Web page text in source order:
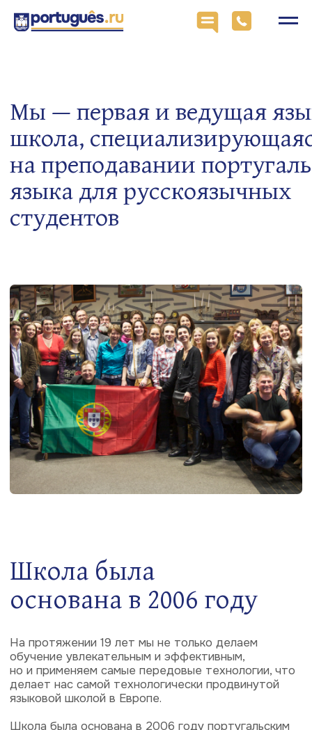
школа, специализирующаяся
на преподавании португальского
языка для русскоязычных
студентов
На протяжении 19 лет мы не только делаем
обучение увлекательным и эффективным,
но и применяем самые передовые технологии, что
делает нас самой технологически продвинутой
Мы стали первыми, кто предложил курсы
португальского языка на территории бывшего
СССР. До нас изучать португальский язык можно
было только в нескольких университетах России,
Украины и Беларуси.
была переименована в Португальский культурный
центр при Посольстве Португалии в Москве.
С этого момента и до недавнего времени
мы сохраняли статус первого и единственного
аккредитованного центра Instituto Camões
на территории России и стран СНГ.
Школа была
основана в 2006 году